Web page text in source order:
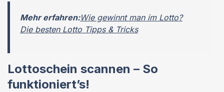
Mehr erfahren:Wie gewinnt man im Lotto?
Die besten Lotto Tipps & Tricks
Lottoschein scannen – So
funktioniert’s!